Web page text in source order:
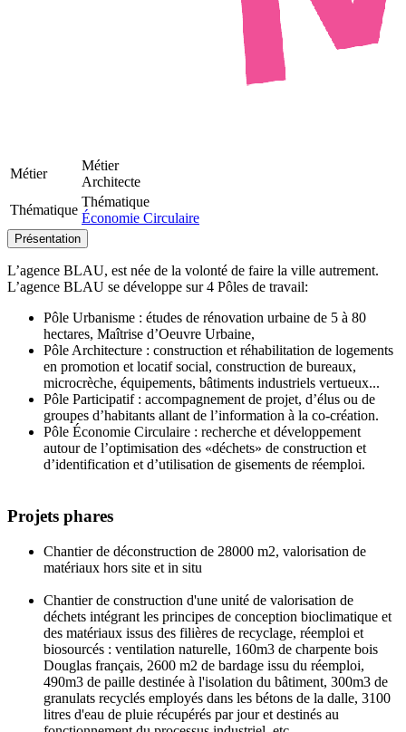
Métier
Métier
Architecte
Thématique
Thématique
Économie Circulaire
Présentation
L’agence BLAU, est née de la volonté de faire la ville autrement.
L’agence BLAU se développe sur 4 Pôles de travail:
Pôle Urbanisme : études de rénovation urbaine de 5 à 80
hectares, Maîtrise d’Oeuvre Urbaine,
Pôle Architecture : construction et réhabilitation de logements
en promotion et locatif social, construction de bureaux,
microcrèche, équipements, bâtiments industriels vertueux...
Pôle Participatif : accompagnement de projet, d’élus ou de
groupes d’habitants allant de l’information à la co-création.
Pôle Économie Circulaire : recherche et développement
autour de l’optimisation des «déchets» de construction et
d’identification et d’utilisation de gisements de réemploi.
Projets phares
Chantier de déconstruction de 28000 m2, valorisation de
matériaux hors site et in situ
Chantier de construction d'une unité de valorisation de
déchets intégrant les principes de conception bioclimatique et
des matériaux issus des filières de recyclage, réemploi et
biosourcés : ventilation naturelle, 160m3 de charpente bois
Douglas français, 2600 m2 de bardage issu du réemploi,
490m3 de paille destinée à l'isolation du bâtiment, 300m3 de
granulats recyclés employés dans les bétons de la dalle, 3100
litres d'eau de pluie récupérés par jour et destinés au